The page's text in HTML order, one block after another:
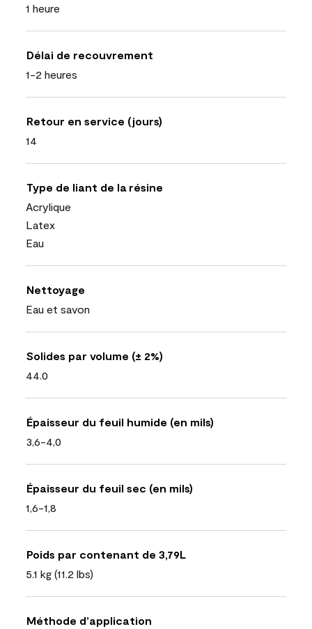
1 heure
Délai de recouvrement
1-2 heures
Retour en service (jours)
14
Type de liant de la résine
Acrylique
Latex
Eau
Nettoyage
Eau et savon
Solides par volume (± 2%)
44.0
Épaisseur du feuil humide (en mils)
3,6-4,0
Épaisseur du feuil sec (en mils)
1,6-1,8
Poids par contenant de 3,79L
5.1 kg (11.2 lbs)
Méthode d’application